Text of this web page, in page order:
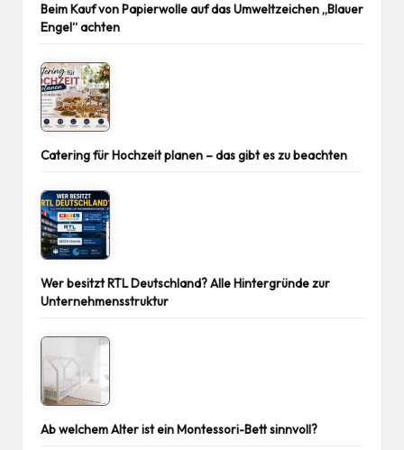
Beim Kauf von Papierwolle auf das Umweltzeichen „Blauer
Engel“ achten
Catering für Hochzeit planen – das gibt es zu beachten
Wer besitzt RTL Deutschland? Alle Hintergründe zur
Unternehmensstruktur
Ab welchem Alter ist ein Montessori-Bett sinnvoll?